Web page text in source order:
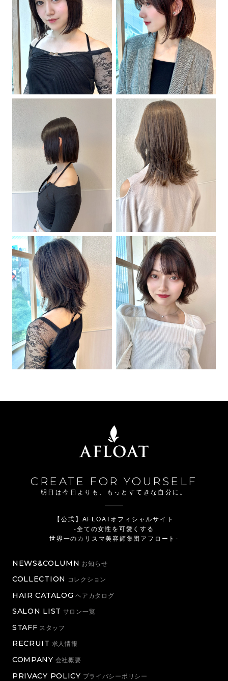
CREATE FOR YOURSELF
明日は今日よりも、もっとすてきな自分に。
【公式】AFLOATオフィシャルサイト
-全ての女性を可愛くする
世界一のカリスマ美容師集団アフロート-
NEWS&COLUMN お知らせ
COLLECTION コレクション
HAIR CATALOG ヘアカタログ
SALON LIST サロン一覧
STAFF スタッフ
RECRUIT 求人情報
COMPANY 会社概要
PRIVACY POLICY プライバシーポリシー